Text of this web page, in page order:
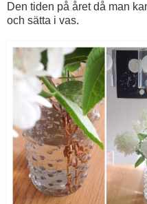
Den tiden på året då man
och sätta i vas.